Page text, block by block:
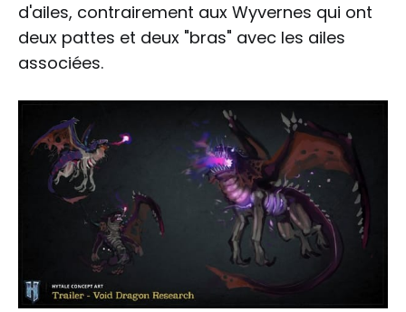
d'ailes, contrairement aux Wyvernes qui ont
deux pattes et deux "bras" avec les ailes
associées.